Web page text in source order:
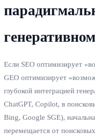
Если SEO оптимизирует
GEO оптимизирует
глубокой интеграцией
ChatGPT, Copilot, в
Bing, Google SGE),
перемещается от